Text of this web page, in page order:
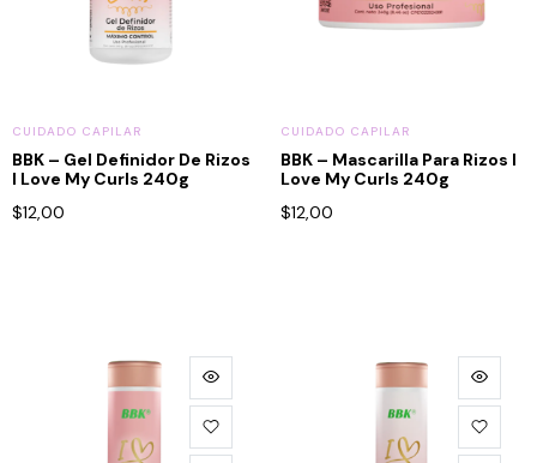
CUIDADO CAPILAR
BBK – Gel Definidor De Rizos
I Love My Curls 240g
$12,00
CUIDADO CAPILAR
BBK – Mascarilla Para Rizos I
Love My Curls 240g
$12,00